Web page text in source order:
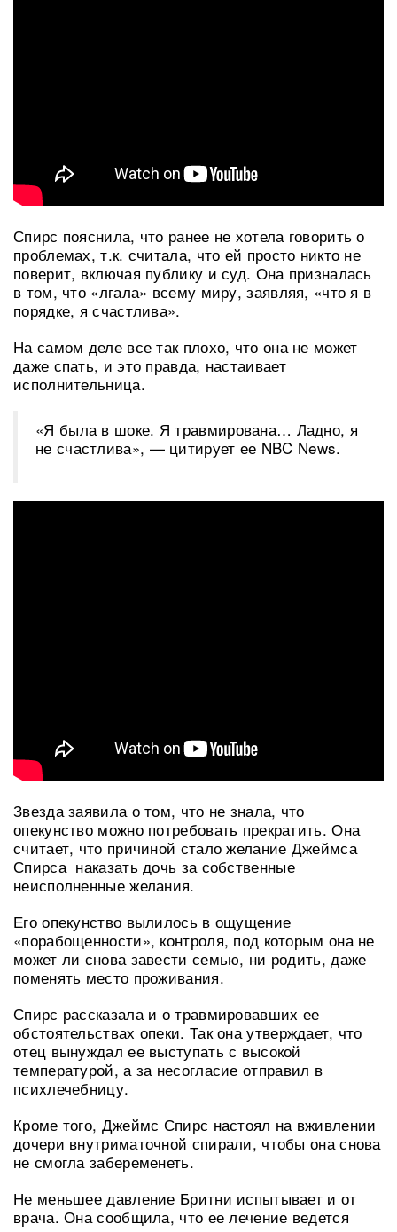
Спирс пояснила, что ранее не хотела говорить о
проблемах, т.к. считала, что ей просто никто не
поверит, включая публику и суд. Она призналась
в том, что «лгала» всему миру, заявляя, «что я в
порядке, я счастлива».
На самом деле все так плохо, что она не может
даже спать, и это правда, настаивает
исполнительница.
«Я была в шоке. Я травмирована… Ладно, я
не счастлива», — цитирует ее NBC News.
Звезда заявила о том, что не знала, что
опекунство можно потребовать прекратить. Она
считает, что причиной стало желание Джеймса
Спирса наказать дочь за собственные
неисполненные желания.
Его опекунство вылилось в ощущение
«порабощенности», контроля, под которым она не
может ли снова завести семью, ни родить, даже
поменять место проживания.
Спирс рассказала и о травмировавших ее
обстоятельствах опеки. Так она утверждает, что
отец вынуждал ее выступать с высокой
температурой, а за несогласие отправил в
психлечебницу.
Кроме того, Джеймс Спирс настоял на вживлении
дочери внутриматочной спирали, чтобы она снова
не смогла забеременеть.
Не меньшее давление Бритни испытывает и от
врача. Она сообщила, что ее лечение ведется